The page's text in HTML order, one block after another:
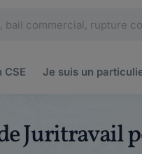
CSE Je suis un
Juritravail